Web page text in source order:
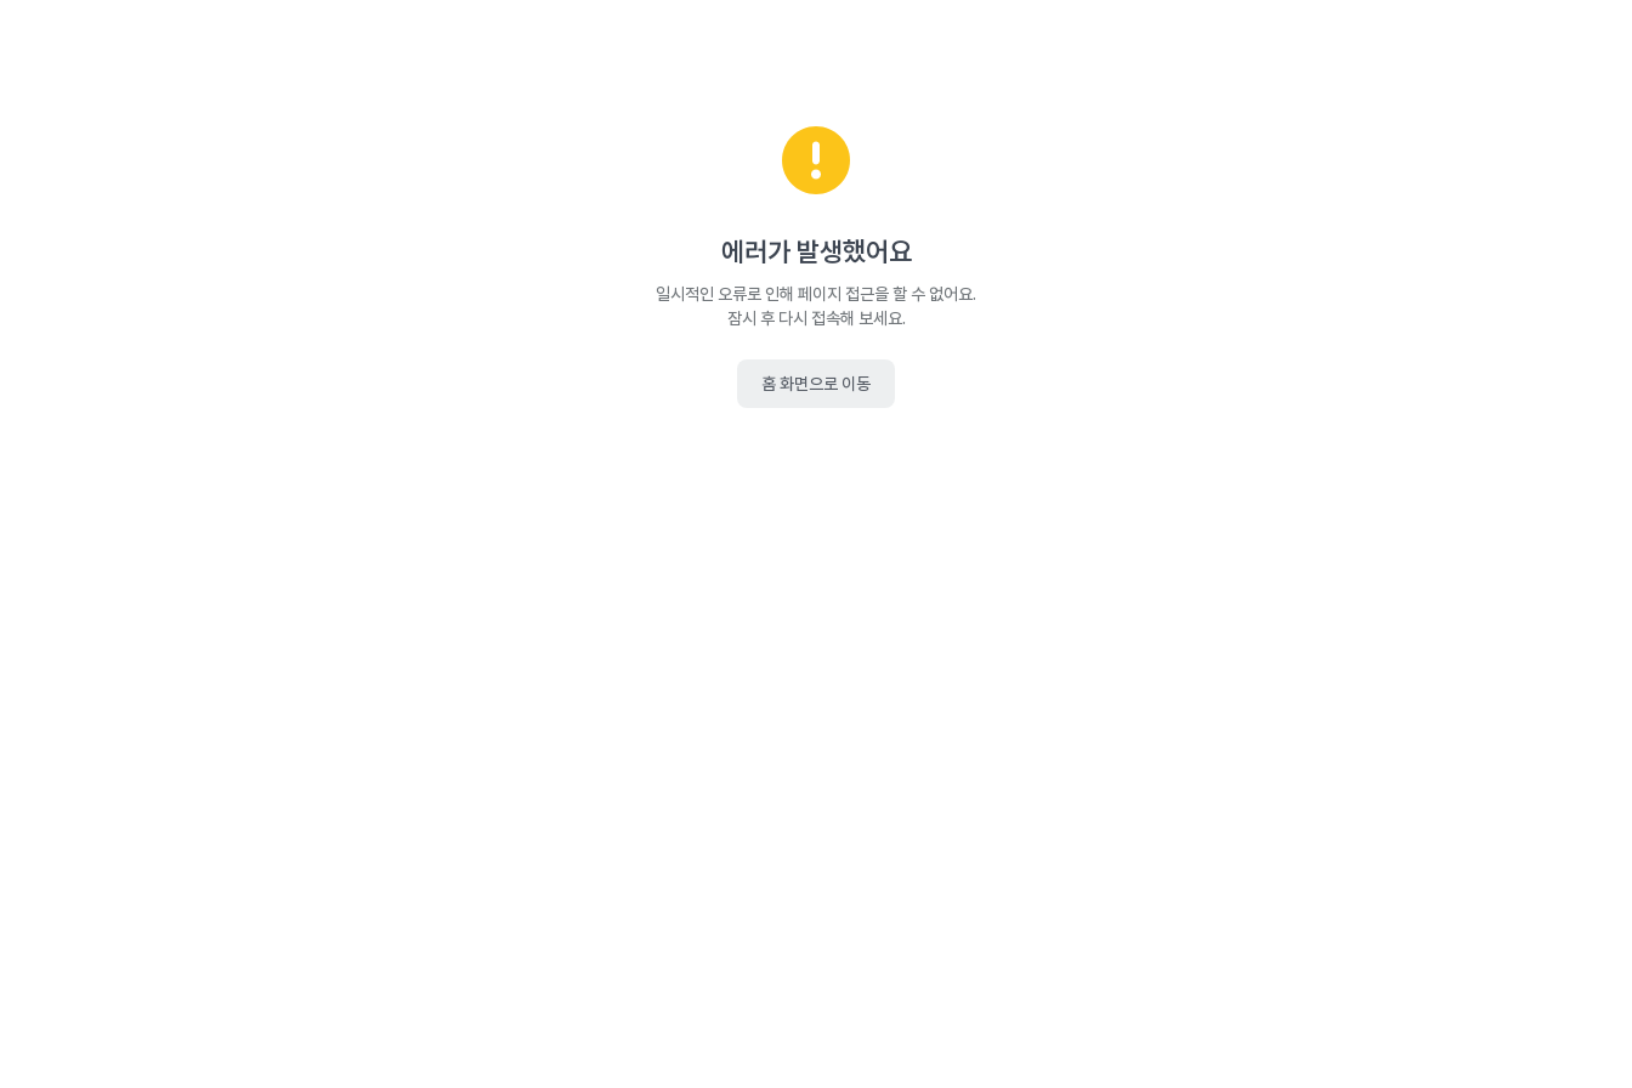
에러가 발생했어요
일시적인 오류로 인해 페이지 접근을 할 수 없어요.
잠시 후 다시 접속해 보세요.
홈 화면으로 이동